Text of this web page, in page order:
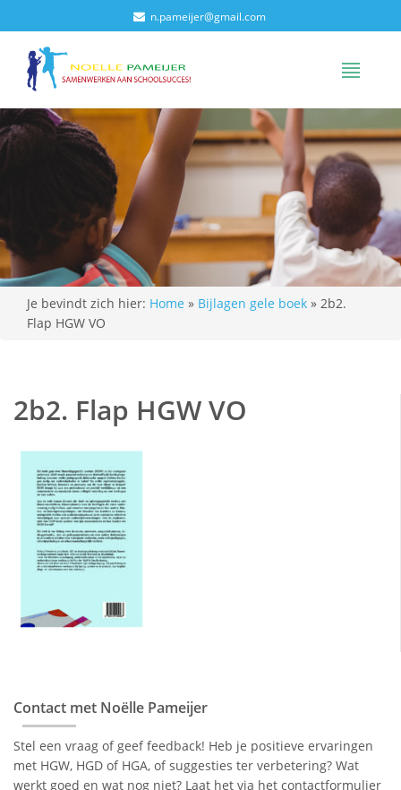
n.pameijer@gmail.com
Je bevindt zich hier: Home » Bijlagen gele boek » 2b2.
Flap HGW VO
2b2. Flap HGW VO
Contact met Noëlle Pameijer
Stel een vraag of geef feedback! Heb je positieve ervaringen
met HGW, HGD of HGA, of suggesties ter verbetering? Wat
werkt goed en wat nog niet? Laat het via het contactformulier